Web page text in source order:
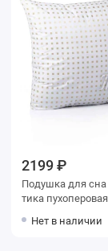
2199 ₽
Подушка для сна 70х70 из
тика пухоперовая смесь
Нет в наличии